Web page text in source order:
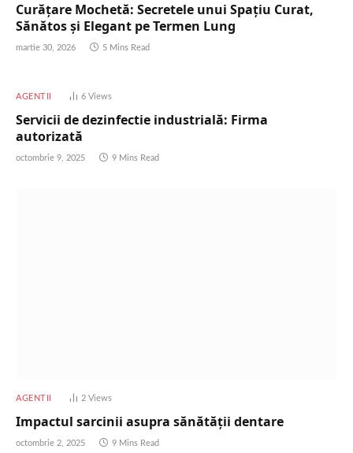
Curățare Mochetă: Secretele unui Spațiu Curat,
Sănătos și Elegant pe Termen Lung
martie 30, 2026 5 Mins Read
AGENTII 6 Views
Servicii de dezinfectie industrială: Firma
autorizată
octombrie 9, 2025 9 Mins Read
AGENTII 2 Views
Impactul sarcinii asupra sănătății dentare
octombrie 2, 2025 9 Mins Read